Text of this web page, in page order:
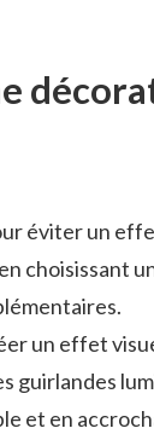
éviter un
choisissant
un effet
guirlandes
et en